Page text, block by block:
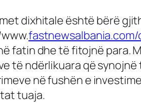
dixhitale është bërë
fatin dhe të fitojnë para.
të ndërlikuara që
në fushën e
tuaja.